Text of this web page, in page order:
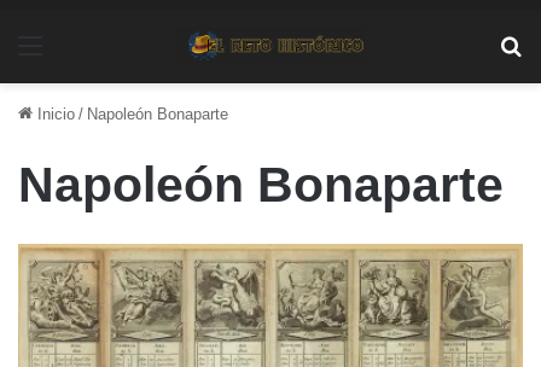
Inicio / Napoleón Bonaparte
Napoleón Bonaparte